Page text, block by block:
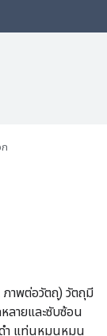
าพต่อวัตถุ) วัตถุมี
ลายและซับซ้อน
ำ แท่นหมุนหมุน